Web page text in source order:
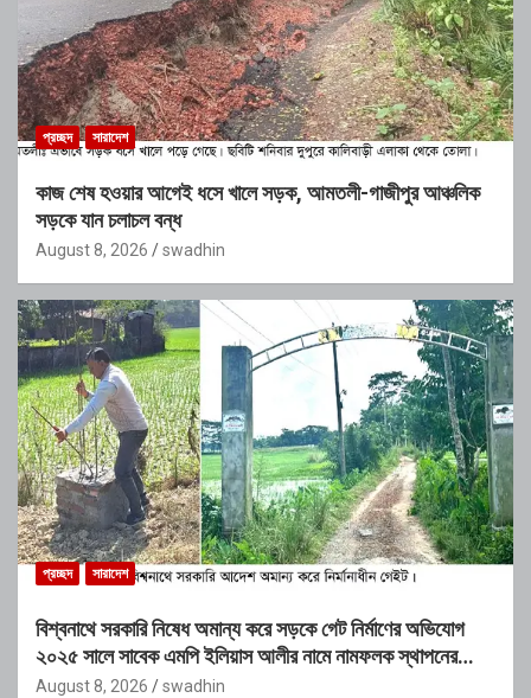
প্রচ্ছদ সারাদেশ
কাজ শেষ হওয়ার আগেই ধসে খালে সড়ক, আমতলী-গাজীপুর আঞ্চলিক
সড়কে যান চলাচল বন্ধ
August 8, 2026 swadhin
প্রচ্ছদ সারাদেশ
বিশ্বনাথে সরকারি নিষেধ অমান্য করে সড়কে গেট নির্মাণের অভিযোগ
২০২৫ সালে সাবেক এমপি ইলিয়াস আলীর নামে নামফলক স্থাপনের
অভিযোগ
August 8, 2026 swadhin